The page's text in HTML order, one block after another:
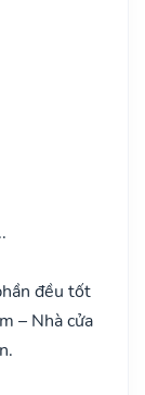
đều tốt
– Nhà cửa